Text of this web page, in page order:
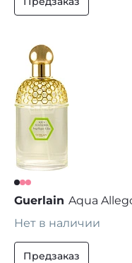
Guerlain Aqua
Нет в наличии
Предзаказ